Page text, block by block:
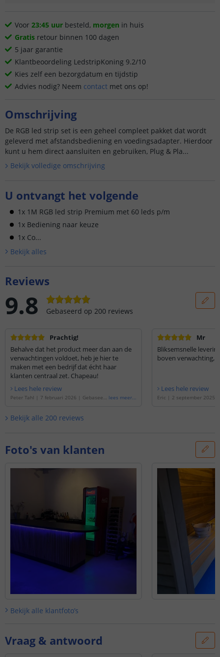
Voor 23:45 uur besteld, morgen in huis
Gratis retour binnen 100 dagen
5 jaar garantie
Klantbeoordeling LedstripKoning 9.2/10
Kies zelf een bezorgdatum en tijdstip
Advies nodig? Neem contact met ons op!
Omschrijving
De RGB led strip set is een geheel compleet pakket dat wordt
geleverd met afstandsbediening en voedingsadapter. Hierdoor
kunt u hem direct aansluiten en gebruiken, Plug & Pla...
Bekijk volledige omschrijving
U ontvangt het volgende
1x 1M RGB led strip Premium met 60 leds p/m
1x Bediening naar keuze
1x Co...
Bekijk alles
Reviews
9.8 Gebaseerd op 200 reviews
Prachtig!
Behalve dat het product meer dan aan de
verwachtingen voldoet, heb je hier te
maken met een bedrijf dat écht haar
klanten centraal zet. Chapeau!
Lees hele review
Peter Tahl | 7 februari 2026 | Gebaseerd lees meer...
Mr
Bliksemsnelle
boven verwachting,
Lees hele review
Eric | 2 september 2025
Bekijk alle 200 reviews
Foto's van klanten
Bekijk alle klantfoto’s
Vraag & antwoord